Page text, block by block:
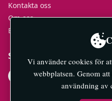
Kontakta oss
Om oss
E-tidningar
SocialtVi använder cookies för
webbplatsen. Genom
användning av